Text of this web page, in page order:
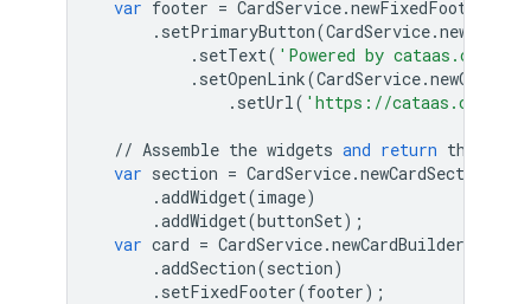
var footer = CardService.newFixedFooter
. setPrimaryButton(CardService.
. setText( 'Powered by cataas.com'
. setOpenLink(CardService.
. setUrl( 'https://cataas.com'
// Assemble the widgets and return the
var section = CardService.newCardSection
.addWidget(image)
.addWidget(buttonSet);
var card = CardService.newCardBuilder
.addSection(section)
. setFixedFooter(footer);